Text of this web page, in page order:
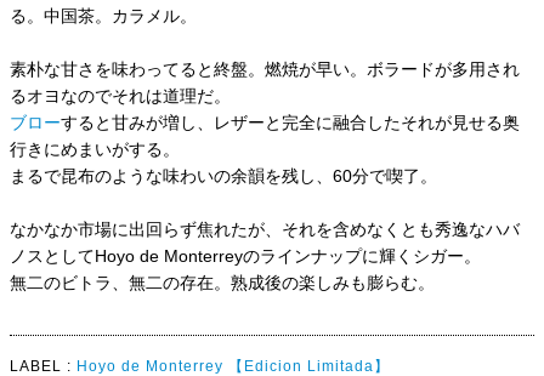
る。中国茶。カラメル。
素朴な甘さを味わってると終盤。燃焼が早い。ボラードが多用され
るオヨなのでそれは道理だ。
ブローすると甘みが増し、レザーと完全に融合したそれが見せる奥
行きにめまいがする。
まるで昆布のような味わいの余韻を残し、60分で喫了。
なかなか市場に出回らず焦れたが、それを含めなくとも秀逸なハバ
ノスとしてHoyo de Monterreyのラインナップに輝くシガー。
無二のビトラ、無二の存在。熟成後の楽しみも膨らむ。
LABEL : Hoyo de Monterrey 【Edicion Limitada】